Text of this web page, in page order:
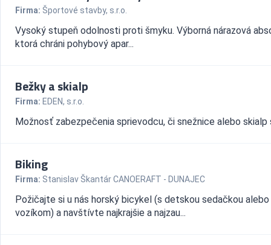
Firma: Športové stavby, s.r.o.
Vysoký stupeň odolnosti proti šmyku. Výborná nárazová
ktorá chráni pohybový apar...
Bežky a skialp
Firma: EDEN, s.r.o.
Možnosť zabezpečenia sprievodcu, či snežnice alebo skialp
Biking
Firma: Stanislav Škantár CANOERAFT - DUNAJEC
Požičajte si u nás horský bicykel (s detskou sedačkou alebo
vozíkom) a navštívte najkrajšie a najzau...